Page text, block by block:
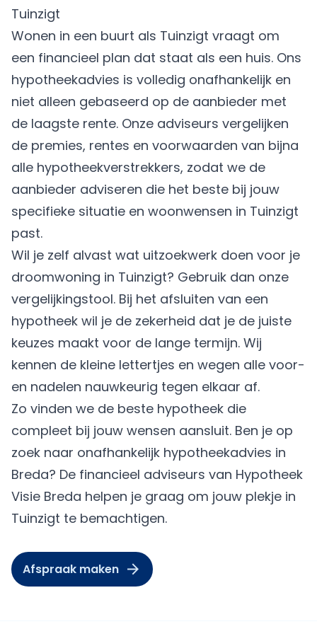
Tuinzigt
Wonen in een buurt als Tuinzigt vraagt om
een financieel plan dat staat als een huis. Ons
hypotheekadvies is volledig onafhankelijk en
niet alleen gebaseerd op de aanbieder met
de laagste rente. Onze adviseurs vergelijken
de premies, rentes en voorwaarden van bijna
alle hypotheekverstrekkers, zodat we de
aanbieder adviseren die het beste bij jouw
specifieke situatie en woonwensen in Tuinzigt
past.
Wil je zelf alvast wat uitzoekwerk doen voor je
droomwoning in Tuinzigt? Gebruik dan onze
vergelijkingstool. Bij het afsluiten van een
hypotheek wil je de zekerheid dat je de juiste
keuzes maakt voor de lange termijn. Wij
kennen de kleine lettertjes en wegen alle voor-
en nadelen nauwkeurig tegen elkaar af.
Zo vinden we de beste hypotheek die
compleet bij jouw wensen aansluit. Ben je op
zoek naar onafhankelijk hypotheekadvies in
Breda? De financieel adviseurs van Hypotheek
Visie Breda helpen je graag om jouw plekje in
Tuinzigt te bemachtigen.
Afspraak maken